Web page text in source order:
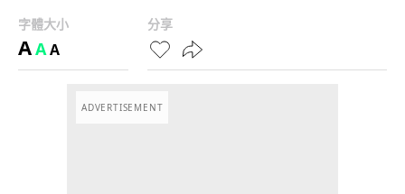
字體大小
AAA
分享
ADVERTISEMENT